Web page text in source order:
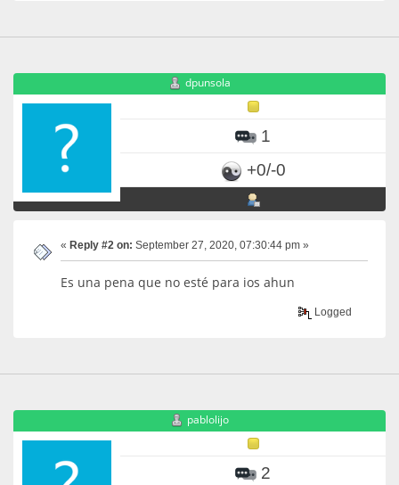
dpunsola
1
+0/-0
« Reply #2 on: September 27, 2020, 07:30:44 pm »
Es una pena que no esté para ios ahun
Logged
pablolijo
2